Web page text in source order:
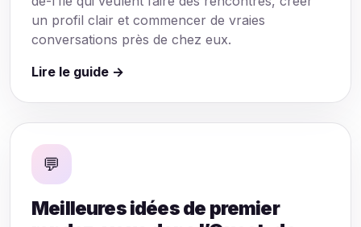
un profil clair et commencer de vraies
conversations près de chez eux.
Lire le guide →
💬
Meilleures idées de premier